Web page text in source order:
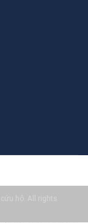
hộ. All rights